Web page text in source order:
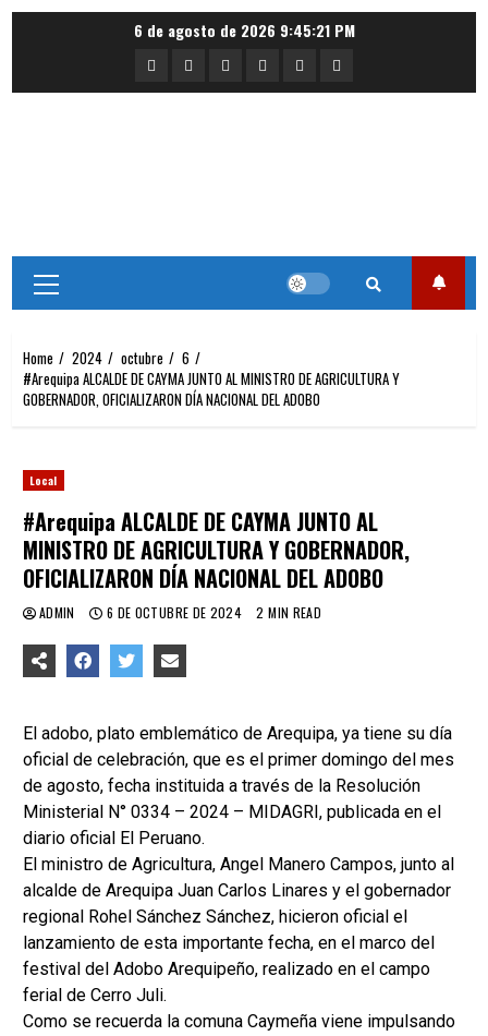
6 de agosto de 2026 9:45:22 PM
PortadaNacionalInternacional
DeportesRegional
Local
Primary
Menu
Home 2024 octubre
6
#Arequipa ALCALDE DE CAYMA JUNTO AL MINISTRO DE AGRICULTURA Y
GOBERNADOR, OFICIALIZARON DÍA NACIONAL DEL ADOBO
Local
#Arequipa ALCALDE DE CAYMA JUNTO AL
MINISTRO DE AGRICULTURA Y GOBERNADOR,
OFICIALIZARON DÍA NACIONAL DEL ADOBO
ADMIN 6 DE OCTUBRE DE 2024 2 MIN READ
El adobo, plato emblemático de Arequipa, ya tiene su día
oficial de celebración, que es el primer domingo del mes
de agosto, fecha instituida a través de la Resolución
Ministerial N° 0334 – 2024 – MIDAGRI, publicada en el
diario oficial El Peruano.
El ministro de Agricultura, Angel Manero Campos, junto al
alcalde de Arequipa Juan Carlos Linares y el gobernador
regional Rohel Sánchez Sánchez, hicieron oficial el
lanzamiento de esta importante fecha, en el marco del
festival del Adobo Arequipeño, realizado en el campo
ferial de Cerro Juli.
Como se recuerda la comuna Caymeña viene impulsando